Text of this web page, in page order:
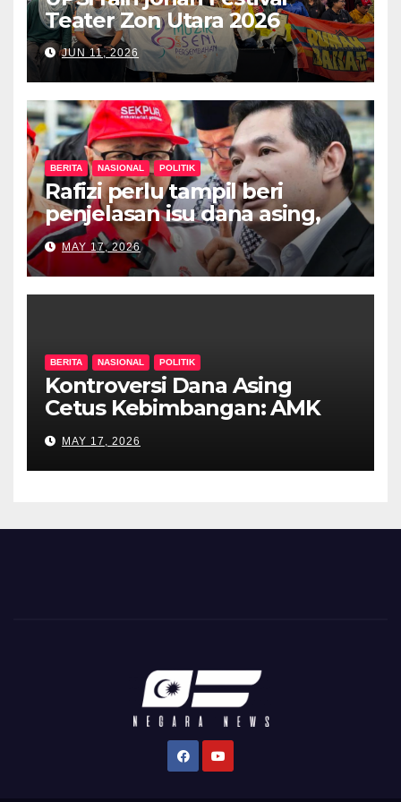
Teater Zon Utara 2026
JUN 11, 2026
BERITA NASIONAL POLITIK
Rafizi perlu tampil beri
penjelasan isu dana asing,
khianat negara
MAY 17, 2026
BERITA NASIONAL POLITIK
Kontroversi Dana Asing
Cetus Kebimbangan: AMK
Desak Siasatan Menyeluruh
MAY 17, 2026